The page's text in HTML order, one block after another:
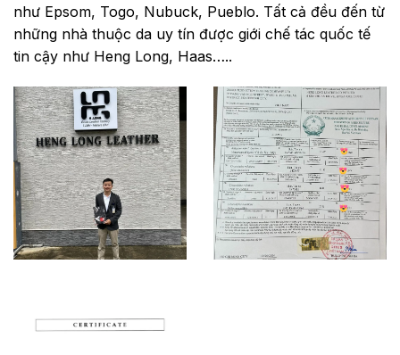
như Epsom, Togo, Nubuck, Pueblo. Tất cả đều đến từ
những nhà thuộc da uy tín được giới chế tác quốc tế
tin cậy như Heng Long, Haas…..